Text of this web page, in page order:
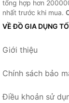
tổng hợp hơn
nhất trước khi mua.
VỀ ĐỒ GIA DỤNG
Giới thiệu
Chính sách bảo
Điều khoản sử